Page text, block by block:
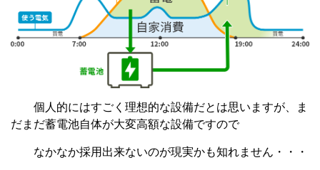
個人的にはすごく理想的な設備だとは思いますが、ま
だまだ蓄電池自体が大変高額な設備ですので
なかなか採用出来ないのが現実かも知れません・・・